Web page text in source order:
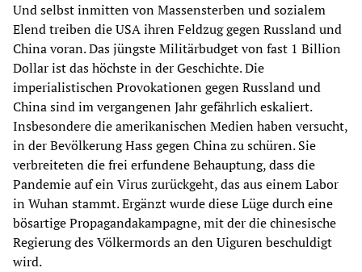
Und selbst inmitten von Massensterben und sozialem
Elend treiben die USA ihren Feldzug gegen Russland und
China voran. Das jüngste Militärbudget von fast 1 Billion
Dollar ist das höchste in der Geschichte. Die
imperialistischen Provokationen gegen Russland und
China sind im vergangenen Jahr gefährlich eskaliert.
Insbesondere die amerikanischen Medien haben versucht,
in der Bevölkerung Hass gegen China zu schüren. Sie
verbreiteten die frei erfundene Behauptung, dass die
Pandemie auf ein Virus zurückgeht, das aus einem Labor
in Wuhan stammt. Ergänzt wurde diese Lüge durch eine
bösartige Propagandakampagne, mit der die chinesische
Regierung des Völkermords an den Uiguren beschuldigt
wird.